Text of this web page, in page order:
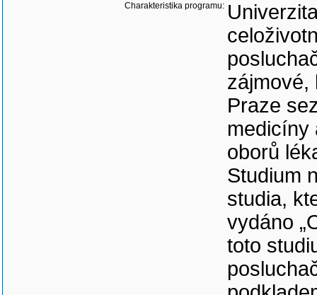
Charakteristika programu:
zájmové,
Praze
medicíny
oborů
Studium
studia,
vydáno
toto